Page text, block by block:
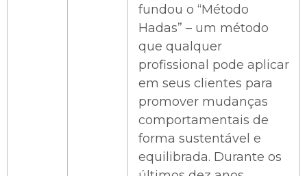
fundou o “Método
Hadas” – um método
que qualquer
profissional pode aplicar
em seus clientes para
promover mudanças
comportamentais de
forma sustentável e
equilibrada. Durante os